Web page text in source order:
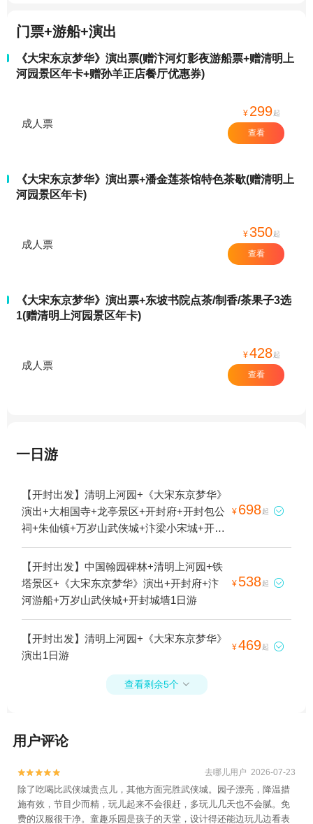
门票+游船+演出
《大宋东京梦华》演出票(赠汴河灯影夜游船票+赠清明上
河园景区年卡+赠孙羊正店餐厅优惠券)
成人票
¥ 299起
查看
《大宋东京梦华》演出票+潘金莲茶馆特色茶歇(赠清明上
河园景区年卡)
成人票
¥350起
查看
《大宋东京梦华》演出票+东坡书院点茶/制香/茶果子3选
1(赠清明上河园景区年卡)
成人票
¥428起
查看
一日游
【开封出发】清明上河园+《大宋东京梦华》
演出+大相国寺+龙亭景区+开封府+开封包公
祠+朱仙镇+万岁山武侠城+汴梁小宋城+开封
鼓楼+万岁山国际大马戏+开封城墙骑乐园1日
游
¥ 698起 
【开封出发】中国翰园碑林+清明上河园+铁
塔景区+《大宋东京梦华》演出+开封府+汴
河游船+万岁山武侠城+开封城墙1日游
¥ 538起 
【开封出发】清明上河园+《大宋东京梦华》
演出1日游
¥469起 
查看剩余5个 
用户评论

 去哪儿用户 2026-07-23
除了吃喝比武侠城贵点儿，其他方面完胜武侠城。园子漂亮，降温措
施有效，节目少而精，玩儿起来不会很赶，多玩儿几天也不会腻。免
费的汉服很干净。童趣乐园是孩子的天堂，设计得还能边玩儿边看表